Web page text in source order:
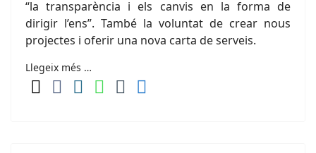
“la transparència i els canvis en la forma de
dirigir l’ens”. També la voluntat de crear nous
projectes i oferir una nova carta de serveis.
Llegeix més …